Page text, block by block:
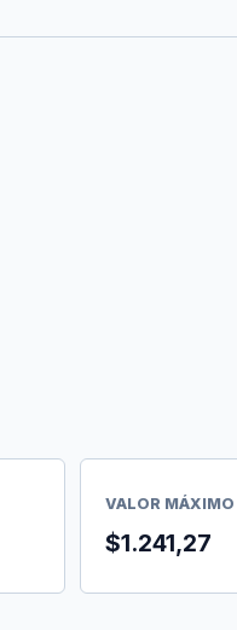
VALOR MÁXIMO
$1.241,27